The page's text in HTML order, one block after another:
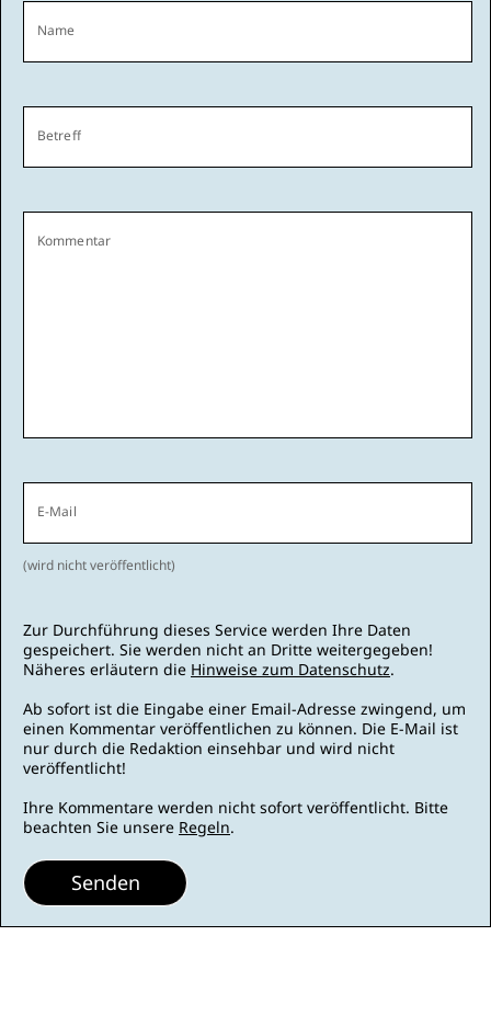
Name
Betreff
Kommentar
E-Mail
(wird nicht veröffentlicht)
Zur Durchführung dieses Service werden Ihre Daten
gespeichert. Sie werden nicht an Dritte weitergegeben!
Näheres erläutern die Hinweise zum Datenschutz.
Ab sofort ist die Eingabe einer Email-Adresse zwingend, um
einen Kommentar veröffentlichen zu können. Die E-Mail ist
nur durch die Redaktion einsehbar und wird nicht
veröffentlicht!
Ihre Kommentare werden nicht sofort veröffentlicht. Bitte
beachten Sie unsere Regeln.
Senden